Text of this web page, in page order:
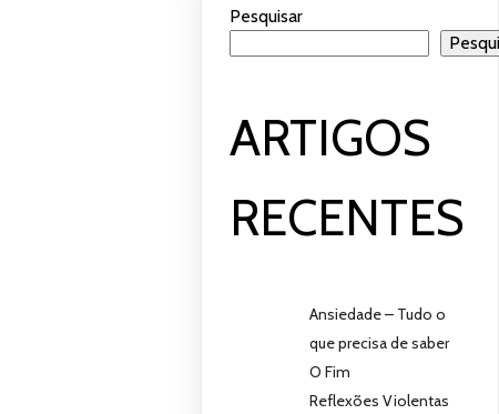
Pesquisar
ARTIGOS
RECENTES
Ansiedade – Tudo o
que precisa de saber
O Fim
Reflexões Violentas